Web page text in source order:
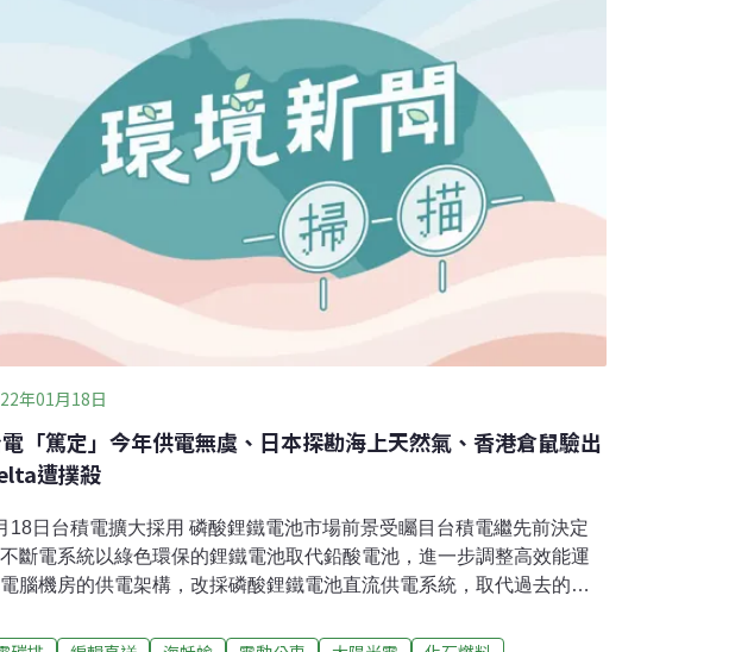
年01月18日
「篤定」今年供電無虞、日本探勘海上天然氣、香港倉鼠驗出
遭撲殺
18日台積電擴大採用 磷酸鋰鐵電池市場前景受矚目台積電繼先前決定
斷電系統以綠色環保的鋰鐵電池取代鉛酸電池，進一步調整高效能運
腦機房的供電架構，改採磷酸鋰鐵電池直流供電系統，取代過去的電
鋰鐵電池市場未來前景備受關注。（中央社報導）發現海中的皮卡